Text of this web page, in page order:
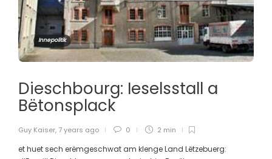
Innepolitik
Dieschbourg: Ieselsstall a
Bëtonsplack
Guy Kaiser, 7 years ago 0 2 min
et huet sech erëmgeschwat am klenge Land Lëtzebuerg: